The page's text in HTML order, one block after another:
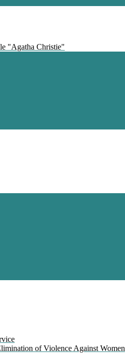
"Agatha Christie"
of Violence Against Women